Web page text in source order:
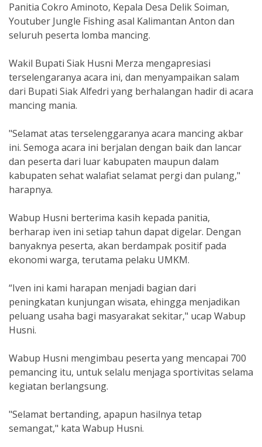
Panitia Cokro Aminoto, Kepala Desa Delik Soiman,
Youtuber Jungle Fishing asal Kalimantan Anton dan
seluruh peserta lomba mancing.
Wakil Bupati Siak Husni Merza mengapresiasi
terselengaranya acara ini, dan menyampaikan salam
dari Bupati Siak Alfedri yang berhalangan hadir di acara
mancing mania.
"Selamat atas terselenggaranya acara mancing akbar
ini. Semoga acara ini berjalan dengan baik dan lancar
dan peserta dari luar kabupaten maupun dalam
kabupaten sehat walafiat selamat pergi dan pulang,"
harapnya.
Wabup Husni berterima kasih kepada panitia,
berharap iven ini setiap tahun dapat digelar. Dengan
banyaknya peserta, akan berdampak positif pada
ekonomi warga, terutama pelaku UMKM.
“Iven ini kami harapan menjadi bagian dari
peningkatan kunjungan wisata, ehingga menjadikan
peluang usaha bagi masyarakat sekitar," ucap Wabup
Husni.
Wabup Husni mengimbau peserta yang mencapai 700
pemancing itu, untuk selalu menjaga sportivitas selama
kegiatan berlangsung.
"Selamat bertanding, apapun hasilnya tetap
semangat," kata Wabup Husni.